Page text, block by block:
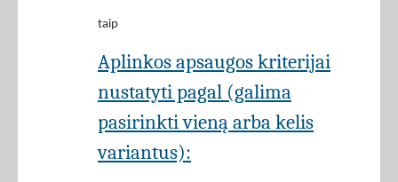
taip
Aplinkos apsaugos kriterijai
nustatyti pagal (galima
pasirinkti vieną arba kelis
variantus):